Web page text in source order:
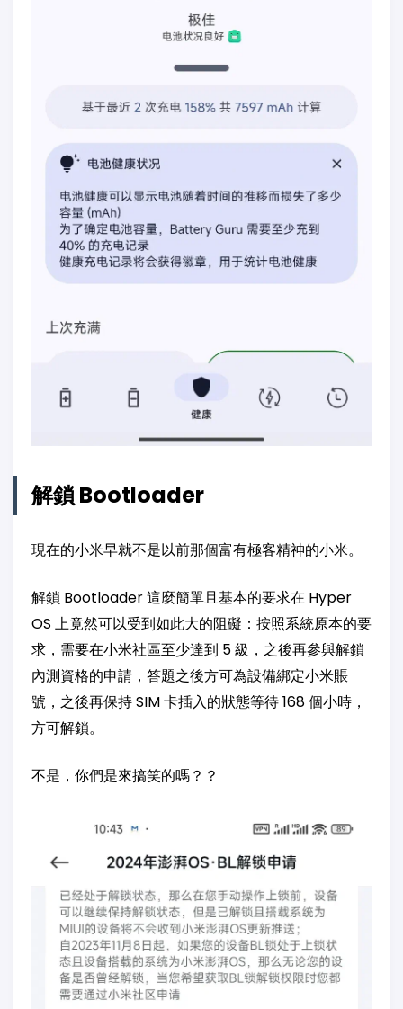
解鎖 Bootloader
現在的小米早就不是以前那個富有極客精神的小米。
解鎖 Bootloader 這麼簡單且基本的要求在 Hyper
OS 上竟然可以受到如此大的阻礙：按照系統原本的要
求，需要在小米社區至少達到 5 級，之後再參與解鎖
內測資格的申請，答題之後方可為設備綁定小米賬
號，之後再保持 SIM 卡插入的狀態等待 168 個小時，
方可解鎖。
不是，你們是來搞笑的嗎？？